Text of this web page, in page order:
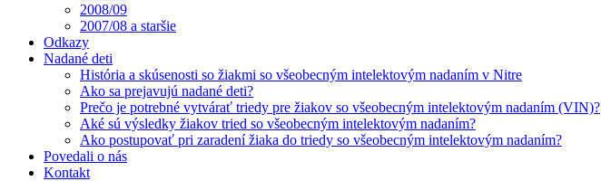
2008/09
2007/08 a staršie
Odkazy
Nadané deti
História a skúsenosti so žiakmi so všeobecným intelektovým nadaním v Nitre
Ako sa prejavujú nadané deti?
Prečo je potrebné vytvárať triedy pre žiakov so všeobecným intelektovým nadaním (VIN)?
Aké sú výsledky žiakov tried so všeobecným intelektovým nadaním?
Ako postupovať pri zaradení žiaka do triedy so všeobecným intelektovým nadaním?
Povedali o nás
Kontakt